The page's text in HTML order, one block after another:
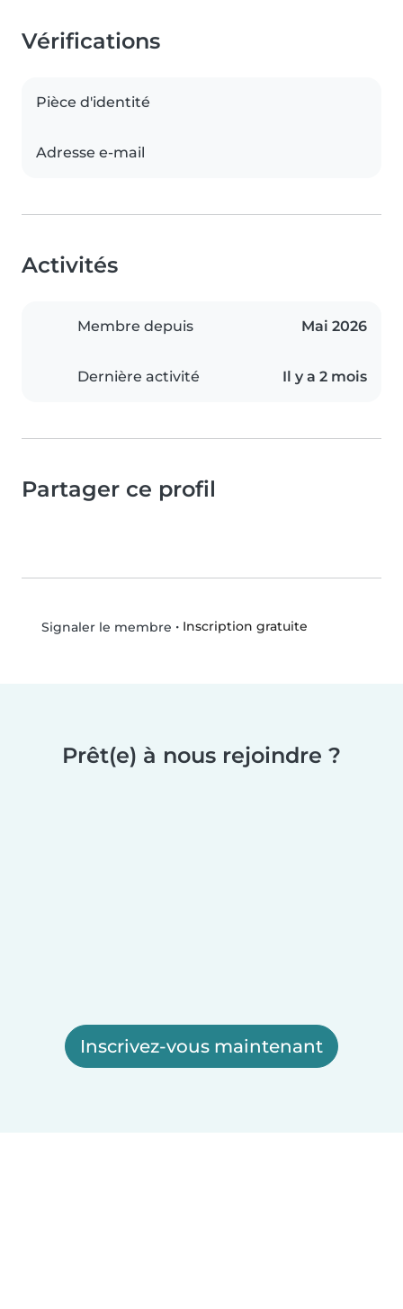
Vérifications
Pièce d'identité
Adresse e-mail
Activités
Membre depuis Mai 2026
Dernière activité Il y a 2 mois
Partager ce profil
Signaler le membre • Inscription gratuite
Prêt(e) à nous rejoindre ?
Inscrivez-vous maintenant